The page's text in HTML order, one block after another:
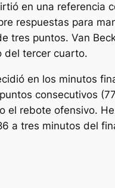
en una referencia
respuestas para
tres puntos. Van
del tercer cuarto.
en los minutos
consecutivos
el rebote ofensivo.
a tres minutos del